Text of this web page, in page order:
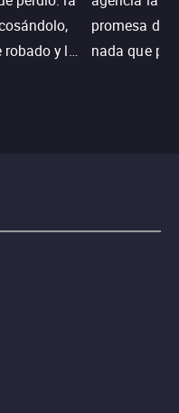
robado y la
promesa de
nada que